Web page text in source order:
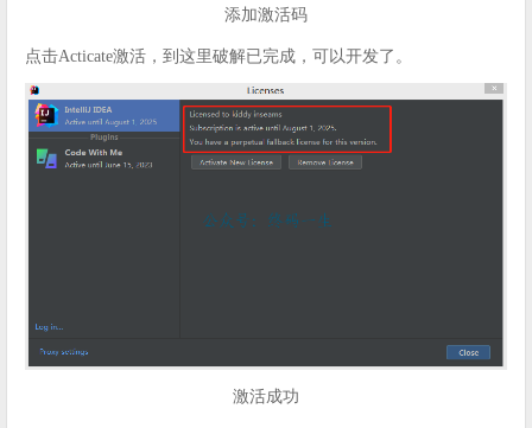
添加激活码
点击Acticate激活，到这里破解已完成，可以开发了。
激活成功